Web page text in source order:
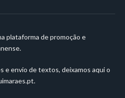
plataforma de promoção e
e envio de textos, deixamos aqui o
.